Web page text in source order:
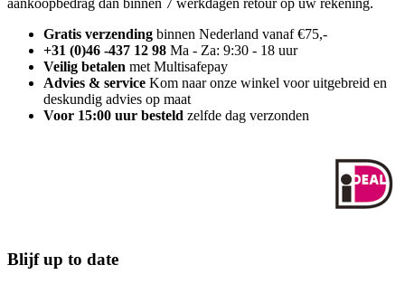
Gratis verzending binnen Nederland vanaf €75,-
+31 (0)46 -437 12 98 Ma - Za: 9:30 - 18 uur
Veilig betalen met Multisafepay
Advies & service Kom naar onze winkel voor uitgebreid en
deskundig advies op maat
Voor 15:00 uur besteld zelfde dag verzonden
Blijf up to date